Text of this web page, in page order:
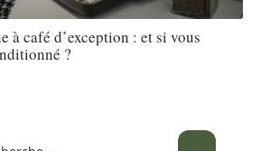
à café d’exception : et si vous
?